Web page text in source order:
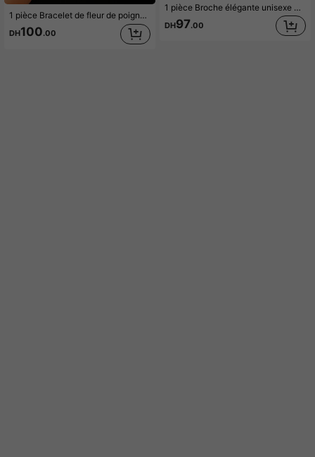
1 pièce Bracelet de fleur de poignet élégant à feuille verte, accessoire de mariée de style coréen, cadeau pour demoiselle d'honneur, bijou de fête de mariage, accessoire de fiançailles
DH100.00
1 pièce Broche élégante unisexe avec fleur de thé vert & perles, convient pour le marié, la mariée, le mariage, les occasions formelles
DH97.00